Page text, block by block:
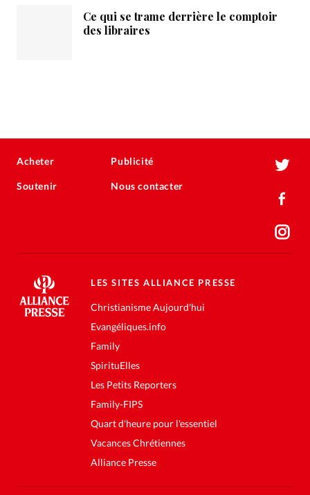
Ce qui se trame derrière le comptoir
des libraires
Acheter
Soutenir
Publicité
Nous contacter
LES SITES ALLIANCE PRESSE
Christianisme Aujourd'hui
Evangéliques.info
Family
SpirituElles
Les Petits Reporters
Family-FIPS
Quart d'heure pour l'essentiel
Vacances Chrétiennes
Alliance Presse